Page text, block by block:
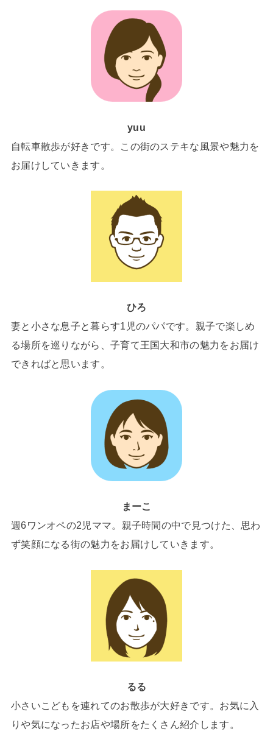
yuu
自転車散歩が好きです。この街のステキな風景や魅力を
お届けしていきます。
ひろ
妻と小さな息子と暮らす1児のパパです。親子で楽しめ
る場所を巡りながら、子育て王国大和市の魅力をお届け
できればと思います。
まーこ
週6ワンオペの2児ママ。親子時間の中で見つけた、思わ
ず笑顔になる街の魅力をお届けしていきます。
るる
小さいこどもを連れてのお散歩が大好きです。お気に入
りや気になったお店や場所をたくさん紹介します。